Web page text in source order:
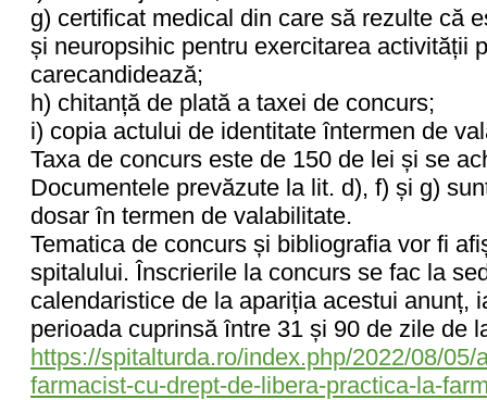
g) certificat medical din care să rezulte că
și neuropsihic pentru exercitarea activității
carecandidează;
h) chitanță de plată a taxei de concurs;
i) copia actului de identitate întermen de
Taxa de concurs este de 150 de lei și se
Documentele prevăzute la lit. d), f) și g)
dosar în termen de valabilitate.
Tematica de concurs și bibliografia vor fi
spitalului. Înscrierile la concurs se fac la
calendaristice de la apariția acestui anunț,
perioada cuprinsă între 31 și 90 de zile de
https://spitalturda.ro/index.php/2022/08/
farmacist-cu-drept-de-libera-practica-la-